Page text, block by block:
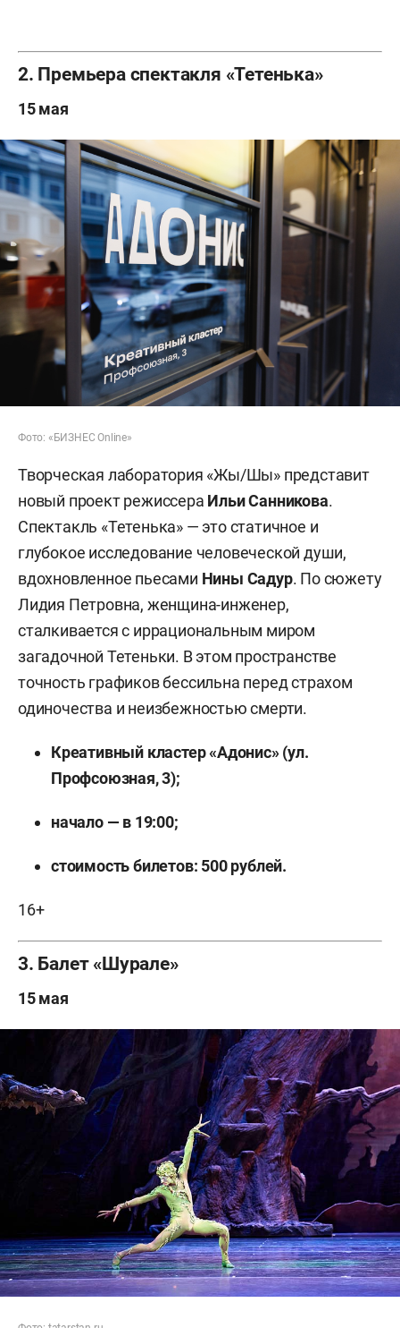
2. Премьера спектакля «Тетенька»
15 мая
Фото: «БИЗНЕС Online»
Творческая лаборатория «Жы/Шы» представит
новый проект режиссера Ильи Санникова.
Спектакль «Тетенька» — это статичное и
глубокое исследование человеческой души,
вдохновленное пьесами Нины Садур. По сюжету
Лидия Петровна, женщина-инженер,
сталкивается с иррациональным миром
загадочной Тетеньки. В этом пространстве
точность графиков бессильна перед страхом
одиночества и неизбежностью смерти.
Креативный кластер «Адонис» (ул.
Профсоюзная, 3);
начало — в 19:00;
стоимость билетов: 500 рублей.
16+
3. Балет «Шурале»
15 мая